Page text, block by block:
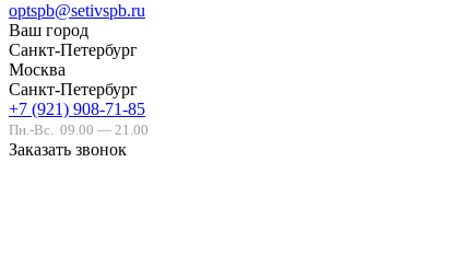
optspb@setivspb.ru
Ваш город
Санкт-Петербург
Москва
Санкт-Петербург
+7 (921) 908-71-85
Пн.-Вс. 09.00 — 21.00
Заказать звонок